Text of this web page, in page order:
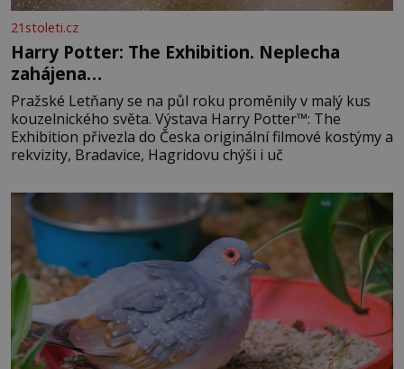
21stoleti.cz
Harry Potter: The Exhibition. Neplecha
zahájena…
Pražské Letňany se na půl roku proměnily v malý kus
kouzelnického světa. Výstava Harry Potter™: The
Exhibition přivezla do Česka originální filmové kostýmy a
rekvizity, Bradavice, Hagridovu chýši i uč